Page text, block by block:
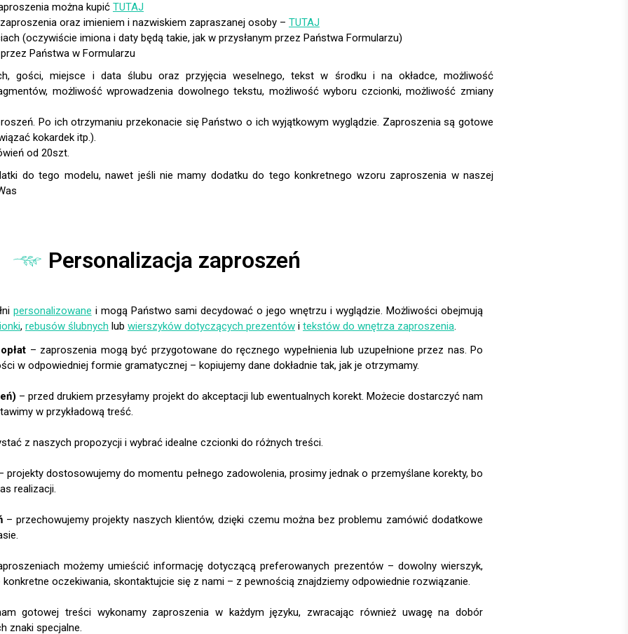
można kupić TUTAJ
oraz imieniem i nazwiskiem zapraszanej osoby – TUTAJ
(oczywiście imiona i daty będą takie, jak w przysłanym przez Państwa Formularzu)
Państwa w Formularzu
Personalizacja zaproszeń
personalizowane i mogą Państwo sami decydować o jego wnętrzu i wyglądzie. Możliwości obejmują
, rebusów ślubnych lub wierszyków dotyczących prezentów i tekstów do wnętrza zaproszenia.
– zaproszenia mogą być przygotowane do ręcznego wypełnienia lub uzupełnione przez nas. Po
w odpowiedniej formie gramatycznej – kopiujemy dane dokładnie tak, jak je otrzymamy.
– przed drukiem przesyłamy projekt do akceptacji lub ewentualnych korekt. Możecie dostarczyć nam
w przykładową treść.
z naszych propozycji i wybrać idealne czcionki do różnych treści.
projekty dostosowujemy do momentu pełnego zadowolenia, prosimy jednak o przemyślane korekty, bo
realizacji.
– przechowujemy projekty naszych klientów, dzięki czemu można bez problemu zamówić dodatkowe
możemy umieścić informację dotyczącą preferowanych prezentów – dowolny wierszyk,
oczekiwania, skontaktujcie się z nami – z pewnością znajdziemy odpowiednie rozwiązanie.
gotowej treści wykonamy zaproszenia w każdym języku, zwracając również uwagę na dobór
znaki specjalne.